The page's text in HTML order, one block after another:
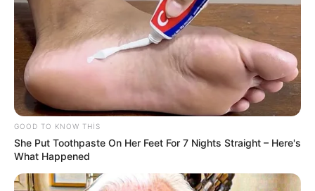
106 0
GOOD TO KNOW THIS
She Put Toothpaste On Her Feet For 7 Nights Straight – Here's
What Happened